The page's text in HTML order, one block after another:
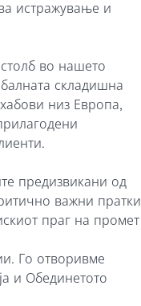
истражување и
во нашето
складишна
низ Европа,
предизвикани од
важни пратки
праг на промет
Го отворивме
и Обединетото